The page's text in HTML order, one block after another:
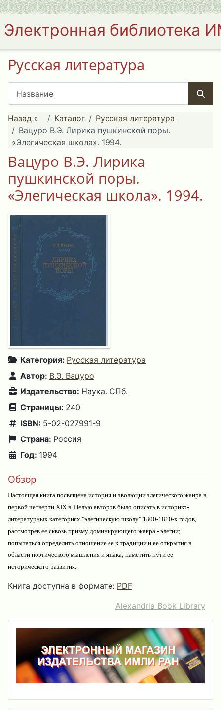
Электронная библиотека
Русская литература
Назад » Каталог
Русская литература
Вацуро В.Э. Лирика пушкинской поры.
«Элегическая школа». 1994.
Вацуро В.Э. Лирика
пушкинской поры.
«Элегическая школа». 1994.
Категория: Русская литература
Автор: В.Э. Вацуро
Издательство: Наука. СПб.
Страницы: 240
ISBN: 5-02-027991-9
Страна: Россия
Год: 1994
Обзор
Настоящая книга посвящена истории и эволюции элегического жанра в
первой четверти XIX в. Целью авторов было описать в историко-
литературных категориях "элегическую школу" 1800-1810-х годов,
рассмотрев ее сквозь призму доминирующего жанра - элегии;
попытаться определить отношение ее к традиции и ее открытия в
области поэтического мышления и языка; наметить пути ее
исторического развития.
Книга доступна в формате: PDF
Alexandria Book Library